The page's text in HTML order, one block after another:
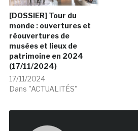
[DOSSIER] Tour du
monde : ouvertures et
réouvertures de
musées et lieux de
patrimoine en 2024
(17/11/2024)
17/11/2024
Dans "ACTUALITÉS"